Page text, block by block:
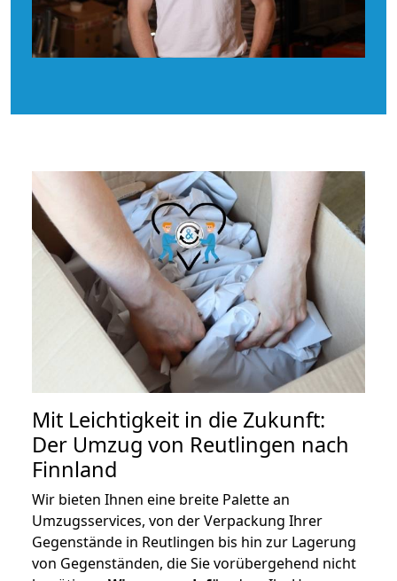
Mit Leichtigkeit in die Zukunft:
Der Umzug von Reutlingen nach
Finnland
Wir bieten Ihnen eine breite Palette an
Umzugsservices, von der Verpackung Ihrer
Gegenstände in Reutlingen bis hin zur Lagerung
von Gegenständen, die Sie vorübergehend nicht